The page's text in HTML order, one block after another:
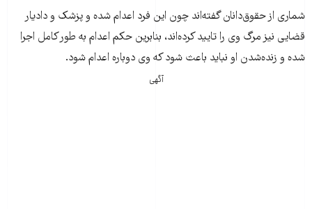
شماری از حقوق‌دانان گفته‌اند چون اين فرد اعدام شده و پزشک و داديار
قضايی نيز مرگ وی را تاييد کرده‌اند، بنابرين حکم اعدام به طور کامل اجرا
شده و زنده‌شدن او نبايد باعث شود که وی دوباره اعدام شود.
آگهی